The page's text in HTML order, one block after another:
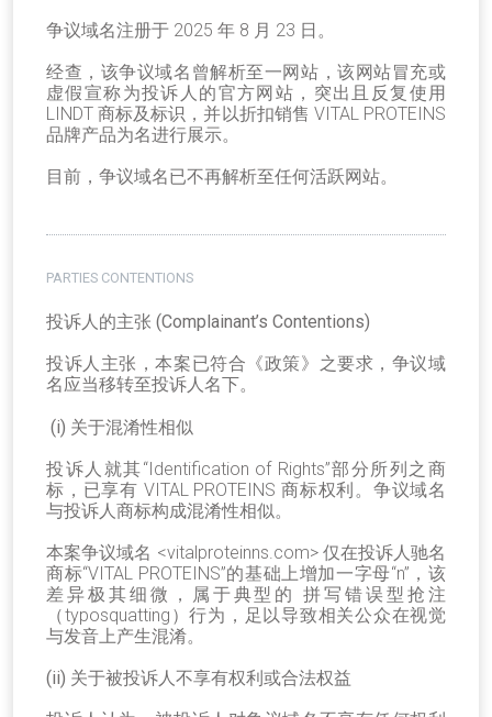
争议域名注册于 2025 年 8 月 23 日。
经查，该争议域名曾解析至一网站，该网站冒充或
虚假宣称为投诉人的官方网站，突出且反复使用
LINDT 商标及标识，并以折扣销售 VITAL PROTEINS
品牌产品为名进行展示。
目前，争议域名已不再解析至任何活跃网站。
PARTIES CONTENTIONS
投诉人的主张 (Complainant’s Contentions)
投诉人主张，本案已符合《政策》之要求，争议域
名应当移转至投诉人名下。
(i) 关于混淆性相似
投诉人就其“Identification of Rights”部分所列之商
标，已享有 VITAL PROTEINS 商标权利。争议域名
与投诉人商标构成混淆性相似。
本案争议域名 <vitalproteinns.com> 仅在投诉人驰名
商标“VITAL PROTEINS”的基础上增加一字母“n” ，该
差异极其细微，属于典型的 拼写错误型抢注
（typosquatting ）行为，足以导致相关公众在视觉
与发音上产生混淆。
(ii) 关于被投诉人不享有权利或合法权益